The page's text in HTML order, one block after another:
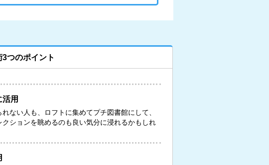
3つのポイント
用
ない人も、ロフトに集めてプチ図書館にして、
クションを眺めるのも良い気分に浸れるかもしれ